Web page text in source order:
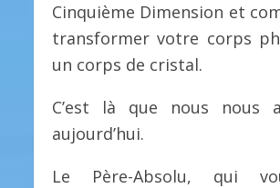
Cinquième Dimension et
transformer votre corps
un corps de cristal.
C’est là que nous nous
aujourd’hui.
Le Père-Absolu, qui